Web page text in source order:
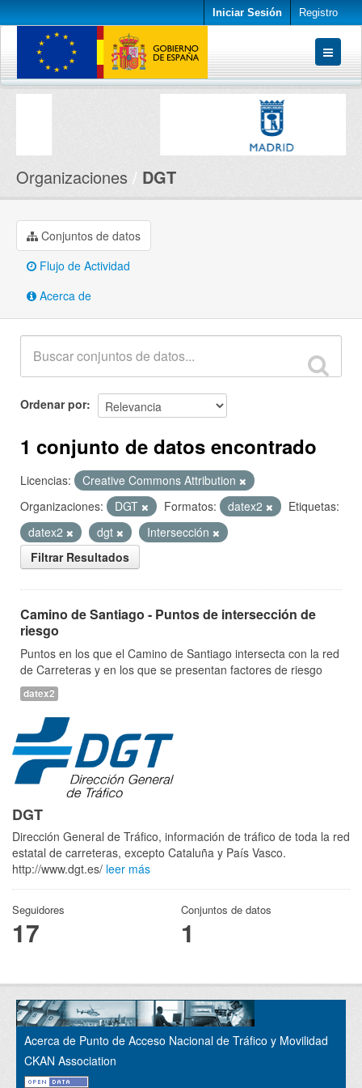
Iniciar Sesión Registro
Conjuntos de datos
Organizaciones DGT
Conjuntos de datos
Flujo de Actividad
Acerca de
Ordenar por
1 conjunto de datos encontrado
Licencias:
Creative Commons Attribution
Organizaciones:
DGT Formatos: datex2
Etiquetas:
datex2
dgt
Intersección
Filtrar Resultados
Camino de Santiago - Puntos de intersección de
riesgo
Puntos en los que el Camino de Santiago intersecta con la red
de Carreteras y en los que se presentan factores de riesgo
datex2
DGT
Dirección General de Tráfico, información de tráfico de toda la red
estatal de carreteras, excepto Cataluña y País Vasco.
http://www.dgt.es/ leer más
Seguidores
17
Conjuntos de datos
1
Acerca de Punto de Acceso Nacional de Tráfico y Movilidad
CKAN Association